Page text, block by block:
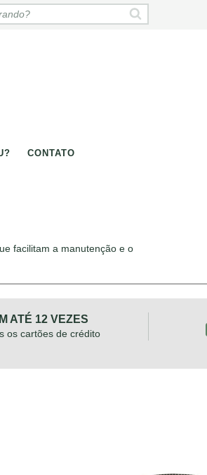
CONTATO
facilitam a manutenção e o
ATÉ 12 VEZES
os cartões de crédito